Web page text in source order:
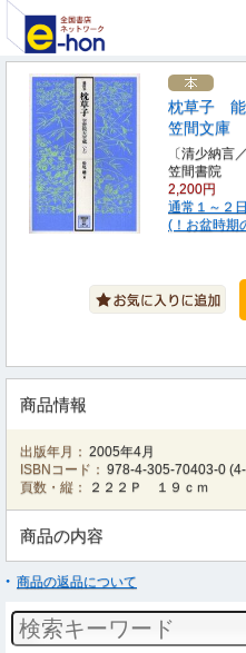
枕草子
笠間文庫
〔清少納
笠間書院
2,200円
通常１～２
(！お盆時期
商品情報
出版年月： 2005年4月
ISBNコード： 978-4-305-70403-0 (
頁数・縦：
２２２Ｐ １９ｃｍ
商品の内容
商品の返品について